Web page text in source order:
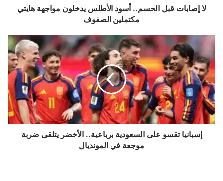
مكتملين
لا إصابات قبل الحسم.. أسود الأطلس يدخلون مواجهة هايتي
مكتملين الصفوف
تقسو
على
السعودية
برباعية..
الأخضر
يتلقى
ضربة
موجعة
إسبانيا تقسو على السعودية برباعية.. الأخضر يتلقى ضربة
موجعة في المونديال